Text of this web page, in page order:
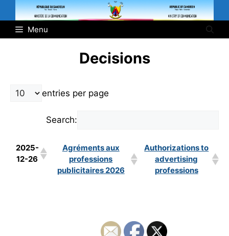
Skip
to
contentMenu
Decisions
entries per page
Search:
2025-
12-26
Agréments aux
professions
publicitaires 2026
Authorizations to
advertising
professions